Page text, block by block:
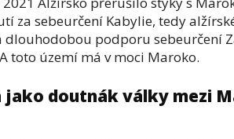
za sebeurčení Kabylie, tedy
dlouhodobou podporu sebeurčení
toto území má v moci Maroko.
jako doutnák války mezi